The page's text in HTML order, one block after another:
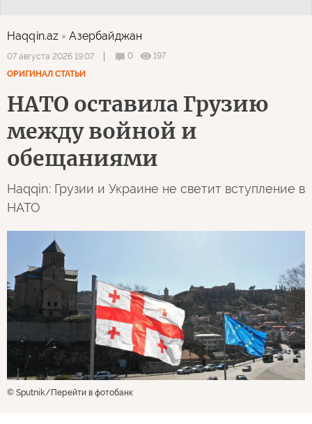
Haqqin.az Азербайджан
07 августа 2026 19:07 0
197
ОРИГИНАЛ СТАТЬИ
НАТО оставила Грузию
между войной и
обещаниями
Haqqin: Грузии и Украине не светит вступление в
НАТО
© Sputnik Перейти в фотобанк